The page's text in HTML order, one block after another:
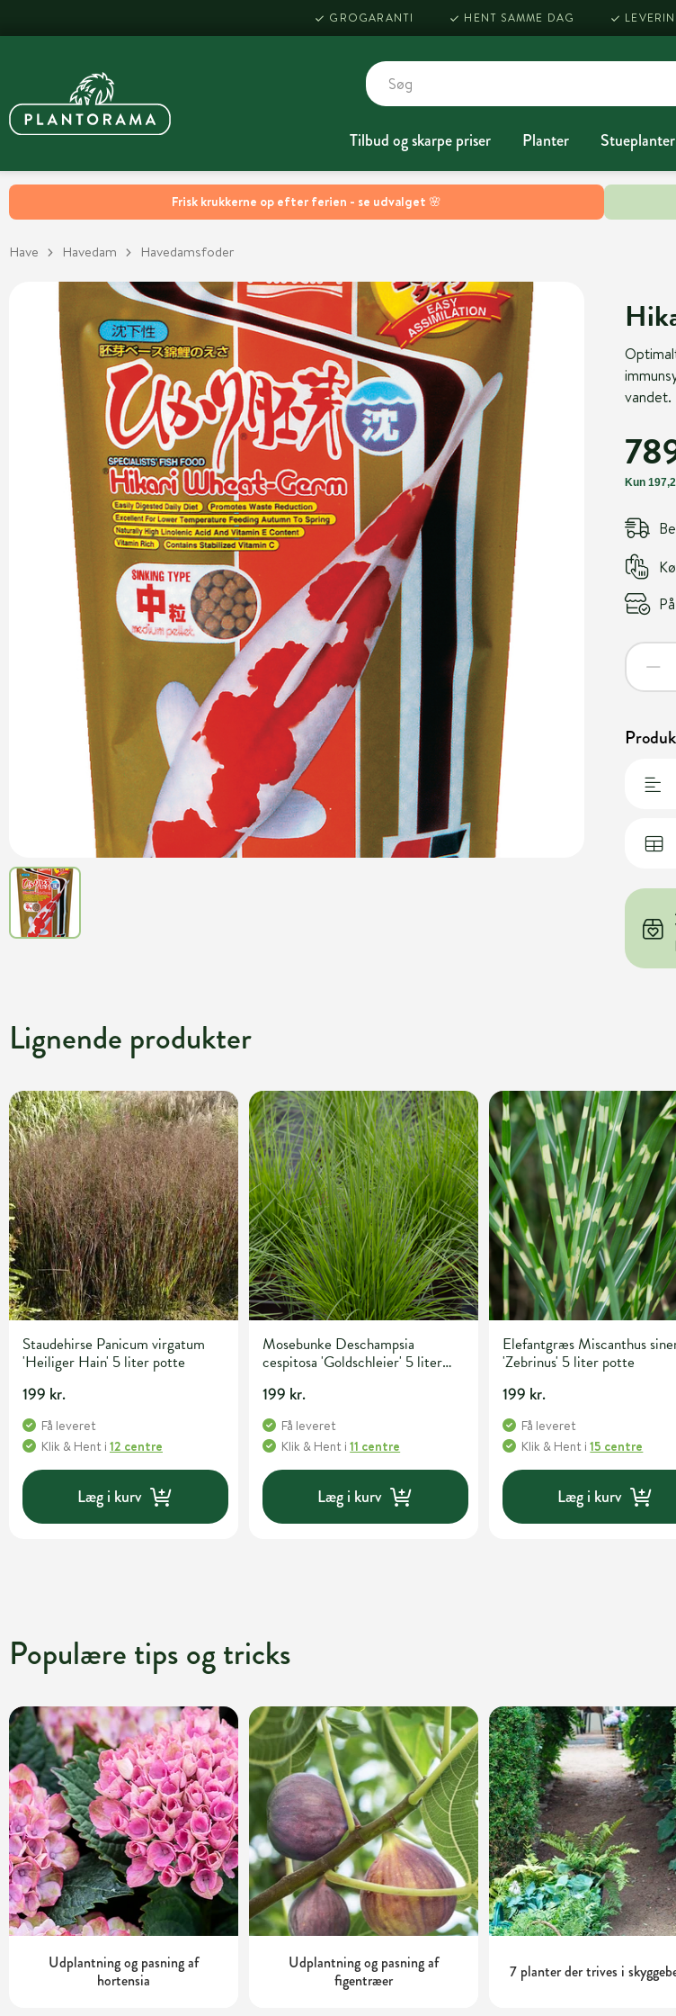
Frisk krukkerne op efter ferien - se udvalget 🌸
GROGARANTI HENT SAMME DAG
Tilbud og skarpe priser Planter Stueplanter
Have Havedam Havedamsfoder
vandet.
Lignende produkter
Staudehirse Panicum virgatum
'Heiliger Hain' 5 liter potte
199 kr.
Få leveret
Klik & Hent i 12 centre
Læg i kurv
Mosebunke Deschampsia
cespitosa 'Goldschleier' 5 liter
199 kr.
Få leveret
Klik & Hent i11 centre
Læg i kurv
Elefantgræs Miscanthus
'Zebrinus' 5 liter potte
199 kr.
Få leveret
Klik & Hent i15 centre
Læg i kurv
Populære tips og tricks
Udplantning og pasning af
hortensia
Udplantning og pasning af
figentræer
7 planter der trives i